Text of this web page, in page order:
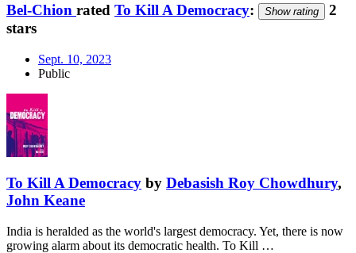
Bel-Chion rated To Kill A Democracy: Show rating
2
stars
Sept. 10, 2023
Public
To Kill A Democracy by Debasish Roy Chowdhury,
John Keane
India is heralded as the world's largest democracy. Yet, there is now
growing alarm about its democratic health. To Kill …